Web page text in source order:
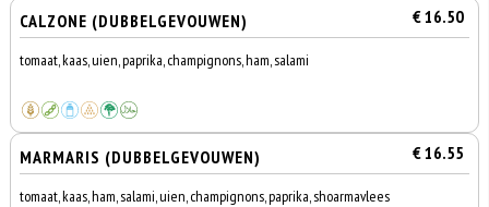
CALZONE (DUBBELGEVOUWEN) € 16.50
tomaat, kaas, uien, paprika, champignons, ham, salami
MARMARIS (DUBBELGEVOUWEN) € 16.55
tomaat, kaas, ham, salami, uien, champignons, paprika, shoarmavlees